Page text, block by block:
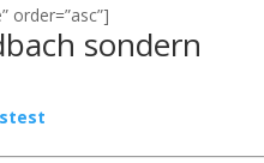
order=”asc”]
sondern